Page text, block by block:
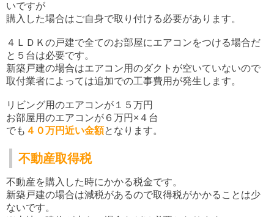
いですが
購入した場合はご自身で取り付ける必要があります。
４ＬＤＫの戸建で全てのお部屋にエアコンをつける場合だ
と５台は必要です。
新築戸建の場合はエアコン用のダクトが空いていないので
取付業者によっては追加での工事費用が発生します。
リビング用のエアコンが１５万円
お部屋用のエアコンが６万円×４台
でも ４０万円近い金額となります。
不動産取得税
不動産を購入した時にかかる税金です。
新築戸建の場合は減税があるので取得税がかかることは少
ないです。